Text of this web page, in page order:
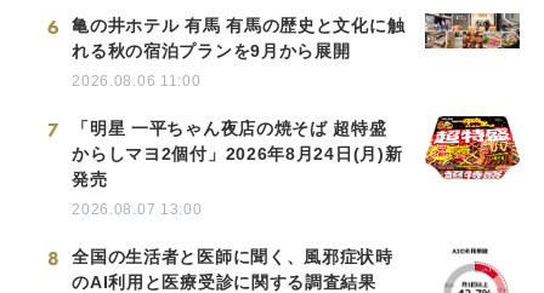
6
亀の井ホテル 有馬 有馬の歴史と文化に触
れる秋の宿泊プランを9月から展開
2026.08.06 11:00
7
「明星 一平ちゃん夜店の焼そば 超特盛
からしマヨ2個付」2026年8月24日(月)新
発売
2026.08.07 13:00
8
全国の生活者と医師に聞く、風邪症状時
のAI利用と医療受診に関する調査結果